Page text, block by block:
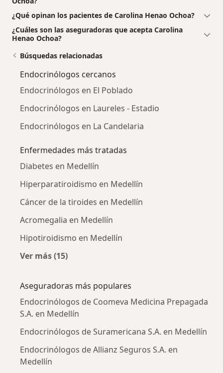
¿Qué opinan los pacientes de Carolina Henao Ochoa?
¿Cuáles son las aseguradoras que acepta Carolina
Henao Ochoa?
Búsquedas relacionadas
Endocrinólogos cercanos
Endocrinólogos en El Poblado
Endocrinólogos en Laureles - Estadio
Endocrinólogos en La Candelaria
Enfermedades más tratadas
Diabetes en Medellín
Hiperparatiroidismo en Medellín
Cáncer de la tiroides en Medellín
Acromegalia en Medellín
Hipotiroidismo en Medellín
Ver más (15)
Aseguradoras más populares
Endocrinólogos de Coomeva Medicina Prepagada
S.A. en Medellín
Endocrinólogos de Suramericana S.A. en Medellín
Endocrinólogos de Allianz Seguros S.A. en
Medellín